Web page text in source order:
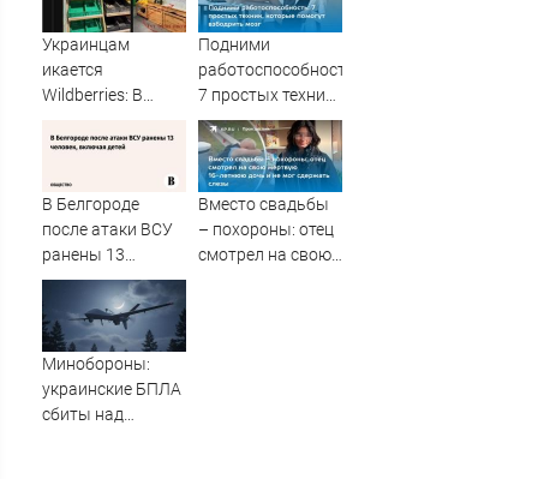
Пугачевой и
Орбакайте домов
и квартир
насчитали на 3
Украинцам
икается
Wildberries: В
начали пустеть
NEWS
Подними
работоспособность:
7 простых техник,
которые помогут
взбодрить мозг
В Белгороде
после атаки ВСУ
ранены 13
человек, включая
детей
Вместо свадьбы
– похороны: отец
смотрел на свою
Минобороны:
украинские БПЛА
сбиты над